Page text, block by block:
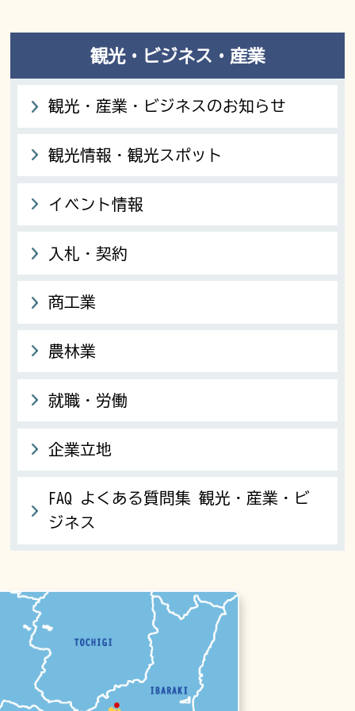
観光・ビジネス・産業
観光・産業・ビジネスのお知らせ
観光情報・観光スポット
イベント情報
入札・契約
商工業
農林業
就職・労働
企業立地
FAQ よくある質問集 観光・産業・ビ
ジネス